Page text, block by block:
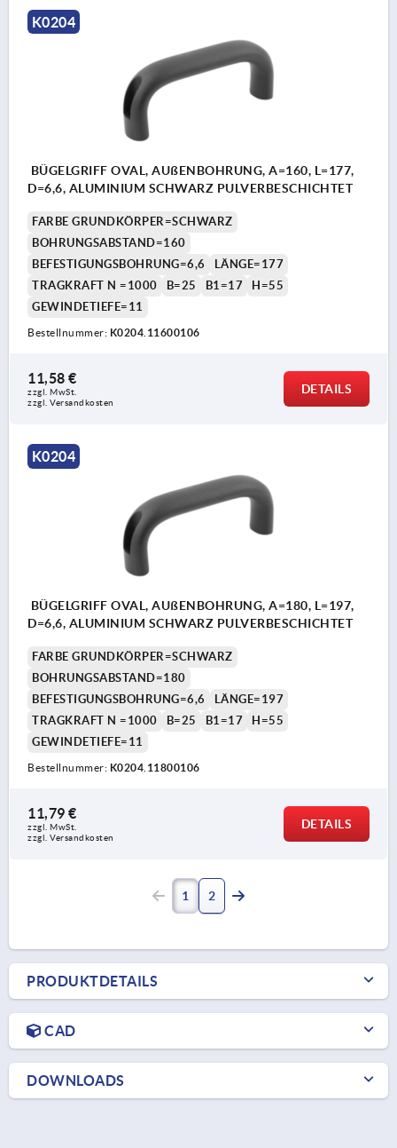
K0204
BÜGELGRIFF OVAL, AUßENBOHRUNG, A=160, L=177,
D=6,6, ALUMINIUM SCHWARZ PULVERBESCHICHTET
FARBE GRUNDKÖRPER=SCHWARZ
BOHRUNGSABSTAND=160
BEFESTIGUNGSBOHRUNG=6,6
LÄNGE=177
TRAGKRAFT N =1000
B=25 B1=17
H=55
GEWINDETIEFE=11
Bestellnummer: K0204.11600106
11,58 €
zzgl. MwSt.
zzgl. Versandkosten
DETAILS
K0204
BÜGELGRIFF OVAL, AUßENBOHRUNG, A=180, L=197,
D=6,6, ALUMINIUM SCHWARZ PULVERBESCHICHTET
FARBE GRUNDKÖRPER=SCHWARZ
BOHRUNGSABSTAND=180
BEFESTIGUNGSBOHRUNG=6,6
LÄNGE=197
TRAGKRAFT N =1000
B=25 B1=17
H=55
GEWINDETIEFE=11
Bestellnummer: K0204.11800106
11,79 €
zzgl. MwSt.
zzgl. Versandkosten
DETAILS
1 2
PRODUKTDETAILS
CAD
DOWNLOADS